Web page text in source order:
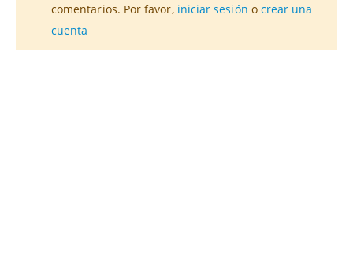
comentarios. Por favor, iniciar sesión o crear una
cuenta